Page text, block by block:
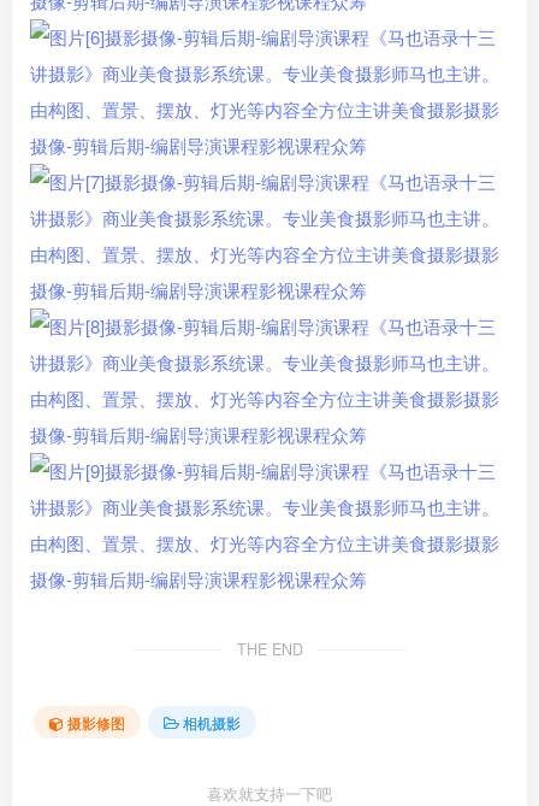
THE END
摄影修图 相机摄影
喜欢就支持一下吧